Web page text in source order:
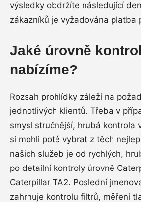
výsledky obdržíte následující
zákazníků je vyžadována platba
Jaké úrovně
nabízíme?
Rozsah prohlídky záleží na
jednotlivých klientů. Třeba v
smysl stručnější, hrubá kontrola
si mohli poté vybrat z těch
našich služeb je od rychlých,
po detailní kontroly úrovně
Caterpillar TA2. Poslední
zahrnuje kontrolu filtrů, měření